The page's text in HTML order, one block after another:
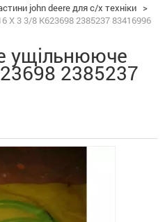
john deere для с/х техніки >
X 3 3/8 K623698 2385237 83416996
ущільнююче
2385237